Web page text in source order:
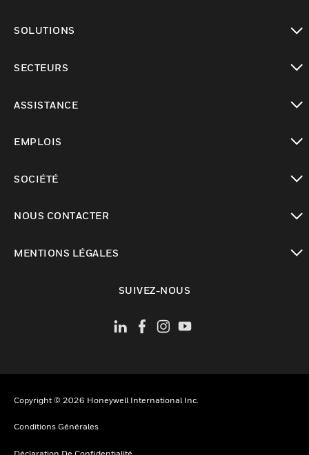
SOLUTIONS
SECTEURS
ASSISTANCE
EMPLOIS
SOCIÉTÉ
NOUS CONTACTER
MENTIONS LÉGALES
SUIVEZ-NOUS
Copyright © 2026 Honeywell International Inc.
Conditions Générales